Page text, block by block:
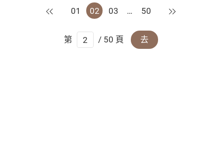
上一頁
01 02 03 … 50 下一頁
第 / 50 頁 去